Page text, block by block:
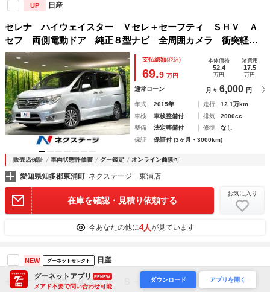
UP 日産
セレナ ハイウェイスター Ｖセレ＋セーフティ ＳＨＶ Ａ
セフ 両側電動ドア 純正８型ナビ 全周囲カメラ 衝突軽
減 ドラレコ コーナーセンサー 禁煙車 ＬＥＤヘッド Ｅ
ＴＣ クルコン リアオートエアコン スマートキー 純正１
６インチアルミ
支払総額(税込)
69.9 万円
本体価格
52.4
万円
諸費用
17.5
万円
通常ローン 月々 6,000 円
年式 2015年 走行
12.1万km
車検
車検整備付 排気
2000cc
整備
法定整備付 修復
なし
保証
保証付 (3ヶ月・3000km)
販売店保証 車両状態評価書 グー鑑定 オンライン商談可
愛知県知多郡東浦町 ネクステージ 東浦店
在庫を確認・見積り依頼する
お気に入り
今あなたの他に4人が見ています
NEW グーネットセレクト 日産
セレナ ハイウェイスター Ｓ－ハイブリッド
グーネットアプリ RENEW
メアド不要で問い合わせ可能
ダウンロード アプリを開く